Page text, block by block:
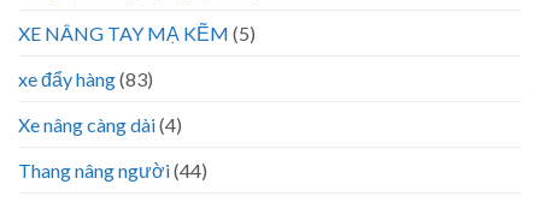
XE NÂNG TAY MẠ KẼM (5)
xe đẩy hàng(83)
Xe nâng càng dài(4)
Thang nâng người(44)